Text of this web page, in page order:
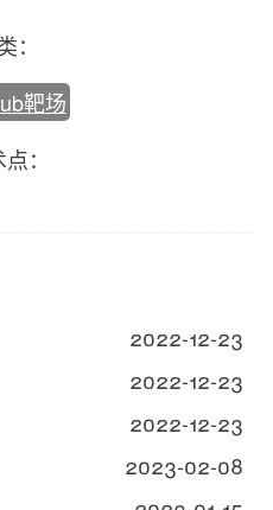
：
靶场
：
2022-12-23
2022-12-23
2022-12-23
2023-02-08